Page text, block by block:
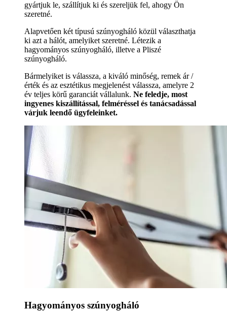
gyártjuk le, szállítjuk ki és szereljük fel, ahogy Ön
szeretné.
Alapvetően két típusú szúnyogháló közül választhatja
ki azt a hálót, amelyiket szeretné. Létezik a
hagyományos szúnyogháló, illetve a Pliszé
szúnyogháló.
Bármelyiket is válassza, a kiváló minőség, remek ár /
érték és az esztétikus megjelenést válassza, amelyre 2
év teljes körű garanciát vállalunk. Ne feledje, most
ingyenes kiszállítással, felméréssel és tanácsadással
várjuk leendő ügyfeleinket.
Hagyományos szúnyogháló